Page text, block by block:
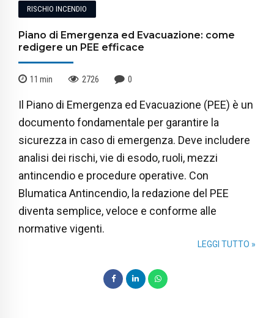
RISCHIO INCENDIO
Piano di Emergenza ed Evacuazione: come
redigere un PEE efficace
11 min 2726 0
Il Piano di Emergenza ed Evacuazione (PEE) è un
documento fondamentale per garantire la
sicurezza in caso di emergenza. Deve includere
analisi dei rischi, vie di esodo, ruoli, mezzi
antincendio e procedure operative. Con
Blumatica Antincendio, la redazione del PEE
diventa semplice, veloce e conforme alle
normative vigenti.
LEGGI TUTTO »